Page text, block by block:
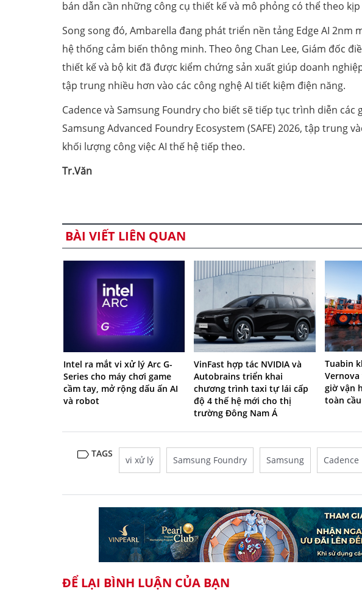
bán dẫn cần những công cụ thiết kế và mô phỏng có thể theo
Song song đó, Ambarella đang phát triển nền tảng Edge AI
hệ thống cảm biến thông minh. Theo ông Chan Lee, Giám đốc
thiết kế và bộ kit đã được kiểm chứng sản xuất giúp doanh
tập trung nhiều hơn vào các công nghệ AI tiết kiệm điện năng.
Cadence và Samsung Foundry cho biết sẽ tiếp tục trình diễn các
Samsung Advanced Foundry Ecosystem (SAFE) 2026, tập trung
khối lượng công việc AI thế hệ tiếp theo.
Tr.Văn
BÀI VIẾT LIÊN QUAN
Intel ra mắt vi xử lý Arc G-
Series cho máy chơi game
cầm tay, mở rộng dấu ấn AI
và robot
VinFast hợp tác NVIDIA và
Autobrains triển khai
chương trình taxi tự lái cấp
độ 4 thế hệ mới cho thị
trường Đông Nam Á
Tuabin
giờ vận
toàn cầu
TAGS
vi xử lý Samsung Foundry Samsung Cadence
ĐỂ LẠI BÌNH LUẬN CỦA BẠN